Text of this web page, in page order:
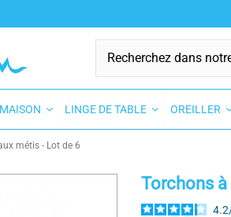
LINGE DE TABLE OREILLER
métis - Lot de 6
Torchons
4.2